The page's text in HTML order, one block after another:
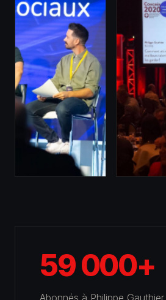
59 000+
Abonnés à Philippe Gauthier